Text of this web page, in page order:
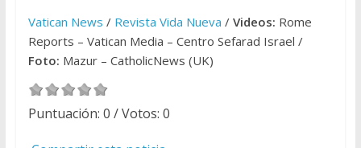
Vatican News / Revista Vida Nueva / Videos: Rome
Reports – Vatican Media – Centro Sefarad Israel /
Foto: Mazur – CatholicNews (UK)
Puntuación: 0 / Votos: 0